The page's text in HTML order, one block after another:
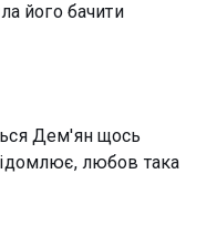
його бачити
Дем'ян щось
любов така